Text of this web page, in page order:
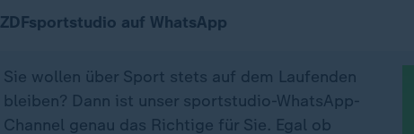
ZDFsportstudio auf WhatsApp
Sie wollen über Sport stets auf dem Laufenden
bleiben? Dann ist unser sportstudio-WhatsApp-
Channel genau das Richtige für Sie. Egal ob